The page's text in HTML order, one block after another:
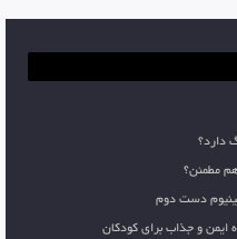
دارد؟
مطمئن؟
دست دوم
ایمن و جذاب برای کودکان